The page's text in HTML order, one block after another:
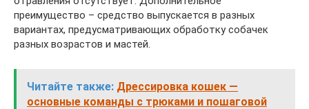
преимущество – средство выпускается в разных
вариантах, предусматривающих обработку собачек
разных возрастов и мастей.
Читайте также: Дрессировка кошек —
основные команды с трюками и пошаговой